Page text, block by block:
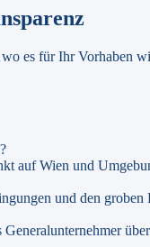
es für Ihr Vorhaben
auf Wien und
und den